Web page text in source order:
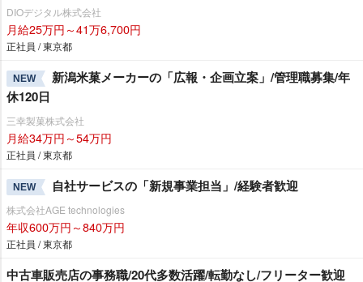
DIOデジタル株式会社
月給25万円～41万6,700円
正社員 / 東京都
NEW
新潟米菓メーカーの「広報・企画立案」/管理職募集/年
休120日
三幸製菓株式会社
月給34万円～54万円
正社員 / 東京都
NEW 自社サービスの「新規事業担当」/経験者歓迎
株式会社AGE technologies
年収600万円～840万円
正社員 / 東京都
中古車販売店の事務職/20代多数活躍/転勤なし/フリーター歓迎